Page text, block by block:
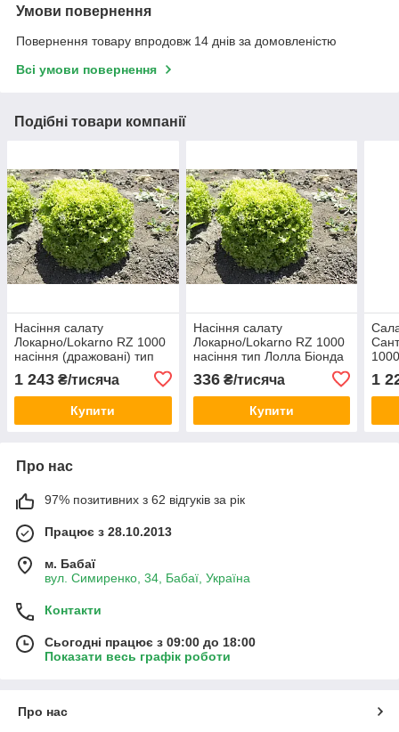
Умови повернення
Повернення товару впродовж 14 днів за домовленістю
Всі умови повернення
Подібні товари компанії
Насіння салату
Локарно/Lokarno RZ 1000
насіння (дражовані) тип
Лолла Біонда Rijk Zwaan
1 243 ₴/тисяча
Купити
Насіння салату
Локарно/Lokarno RZ 1000
насіння тип Лолла Біонда
336₴/тисяча
Купити
1
Про нас
97% позитивних з 62 відгуків за рік
Працює з 28.10.2013
м. Бабаї
вул. Симиренко, 34, Бабаї, Україна
Контакти
Сьогодні працює з 09:00 до 18:00
Показати весь графік роботи
Про нас